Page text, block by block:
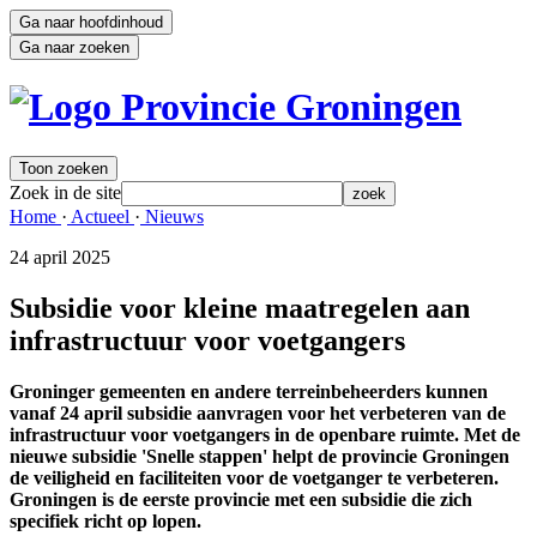
Ga naar hoofdinhoud
Ga naar zoeken
Toon zoeken
Zoek in de site zoek
Home · Actueel · Nieuws
24 april 2025
Subsidie voor kleine maatregelen aan
infrastructuur voor voetgangers
Groninger gemeenten en andere terreinbeheerders kunnen
vanaf 24 april subsidie aanvragen voor het verbeteren van de
infrastructuur voor voetgangers in de openbare ruimte. Met de
nieuwe subsidie 'Snelle stappen' helpt de provincie Groningen
de veiligheid en faciliteiten voor de voetganger te verbeteren.
Groningen is de eerste provincie met een subsidie die zich
specifiek richt op lopen.